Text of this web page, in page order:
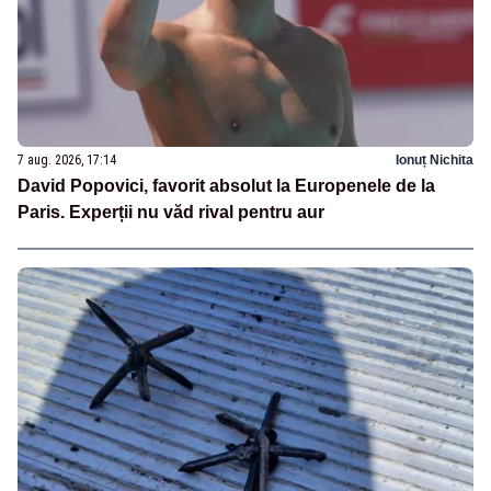
7 aug. 2026, 17:14 Ionuț Nichita
David Popovici, favorit absolut la Europenele de la
Paris. Experții nu văd rival pentru aur